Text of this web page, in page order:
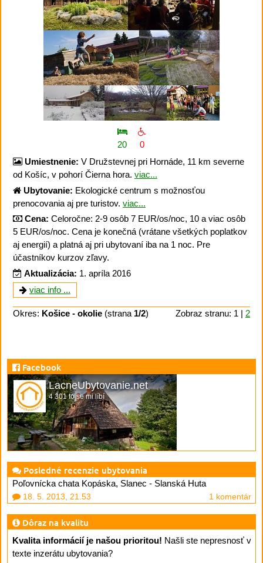
20
0
Umiestnenie: V Družstevnej pri Hornáde, 11 km severne
od Košíc, v pohorí Čierna hora. viac...
Ubytovanie: Ekologické centrum s možnosťou
prenocovania aj pre turistov. viac...
Cena: Celoročne: 2-9 osôb 7 EUR/os/noc, 10 a viac osôb
5 EUR/os/noc. Cena je konečná (vrátane všetkých poplatkov
aj energií) a platná aj pri ubytovaní iba na 1 noc. Pre
účastníkov kurzov zľavy.
Aktualizácia: 1. apríla 2016
viac info ...
Okres: Košice - okolie (strana 1/2) Zobraz stranu: 1 | 2
Facebook
LacneUbytovanie.net
4 301 to se mi líbí
Posledné recenzie ubytovania
Poľovnícka chata Kopáska, Slanec - Slanská Huta
18. 5. 2013, 21.53 1 komentár
Dôraz na kvalitu
Kvalita informácií je našou prioritou! Našli ste nepresnosť v
texte inzerátu ubytovania?